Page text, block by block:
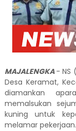
MAJALENGKA - NS
Desa Keramat,
diamankan
memalsukan
kuning untuk
melamar pekerjaan.